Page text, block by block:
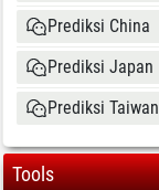
Prediksi China
Prediksi Japan
Prediksi Taiwan
Tools